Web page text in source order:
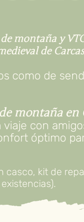
montaña y
de
como de
montaña en
con
óptimo
kit de